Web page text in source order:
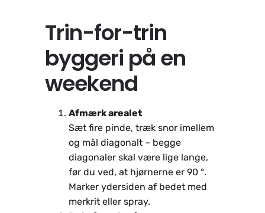
Trin-for-trin
byggeri på en
weekend
Afmærk arealet
Sæt fire pinde, træk snor imellem
og mål diagonalt – begge
diagonaler skal være lige lange,
før du ved, at hjørnerne er 90 °.
Marker ydersiden af bedet med
merkrit eller spray.